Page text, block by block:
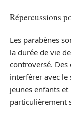
Répercussions
Les parabènes
la durée de vie
controversé. Des
interférer avec le
jeunes enfants
particulièrement